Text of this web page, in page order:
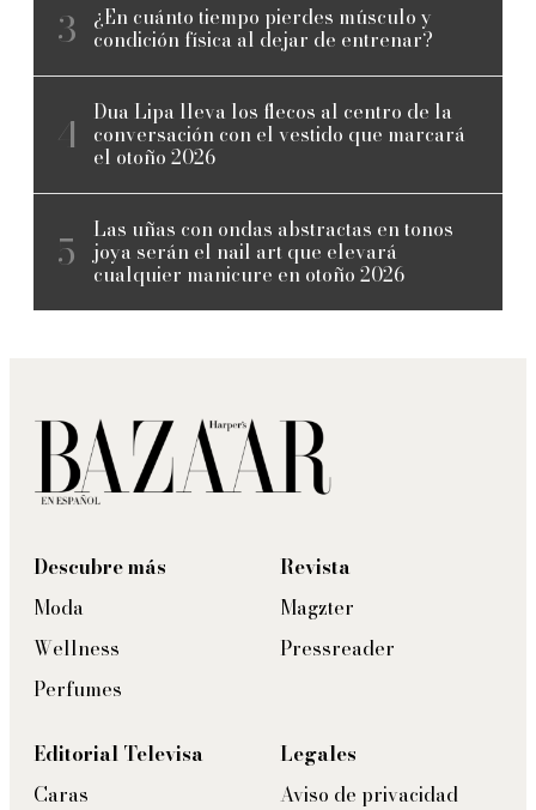
¿En cuánto tiempo pierdes músculo y
condición física al dejar de entrenar?
Dua Lipa lleva los flecos al centro de la
conversación con el vestido que marcará
el otoño 2026
Las uñas con ondas abstractas en tonos
joya serán el nail art que elevará
cualquier manicure en otoño 2026
Descubre más
Moda
Wellness
Perfumes
Revista
Magzter
Pressreader
Editorial Televisa
Caras
Legales
Aviso de privacidad